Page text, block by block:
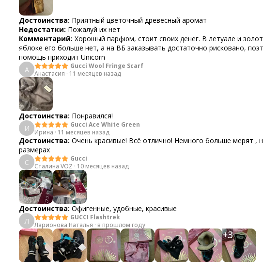
Достоинства: Приятный цветочный древесный аромат
Недостатки: Пожалуй их нет
Комментарий: Хорошый парфюм, стоит своих денег. В летуале и
яблоке его больше нет, а на ВБ заказывать достаточно рисковано,
помощь приходит Unicorn
А
Gucci Wool Fringe Scarf
Анастасия · 11 месяцев назад
Достоинства: Понравился!
И
Gucci Ace White Green
Ирина · 11 месяцев назад
Достоинства: Очень красивые! Всё отлично! Немного больше мерят ,
размерах
С
Gucci
Сталина VOZ · 10 месяцев назад
Достоинства: Офигенные, удобные, красивые
Л
GUCCI Flashtrek
Ларионова Наталья · в прошлом году
+3